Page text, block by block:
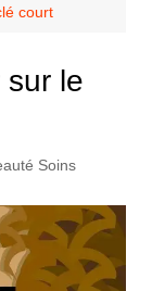
court
sur le
Soins